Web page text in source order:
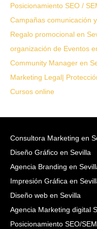
Posicionamiento SEO /
Campañas comunicación
Regalo promocional en
organización de Eventos
Community Manager en
Marketing Legal|
Cursos online
Consultora Marketing en
Diseño Gráfico en Sevilla
Agencia Branding en
Impresión Gráfica en
Diseño web en Sevilla
Agencia Marketing digital
Posicionamiento SEO/SEM